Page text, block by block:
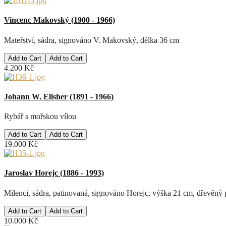
Vincenc Makovský (1900 - 1966)
Mateřství, sádra, signováno V. Makovský, délka 36 cm
Add to Cart
4.200 Kč
Johann W. Elisher (1891 - 1966)
Rybář s mořskou vílou
Add to Cart
19.000 Kč
Jaroslav Horejc (1886 - 1993)
Milenci, sádra, patinovaná, signováno Horejc, výška 21 cm, dřevěný
Add to Cart
10.000 Kč